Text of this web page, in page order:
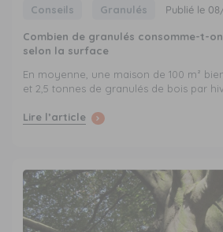
Conseils Granulés Publié le
Combien de granulés consomme-t-
selon la surface
En moyenne, une maison de 100 m²
et 2,5 tonnes de granulés de bois par
Lire l’article